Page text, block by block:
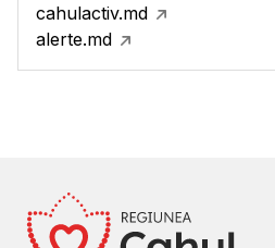
cahulactiv.md
alerte.md